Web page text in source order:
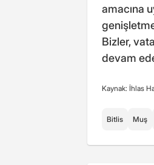
amacına
Bizler,
devam
Kaynak: İhlas
Bitlis Muş